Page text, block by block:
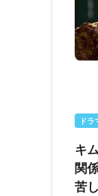
ドラ
キ
関
苦